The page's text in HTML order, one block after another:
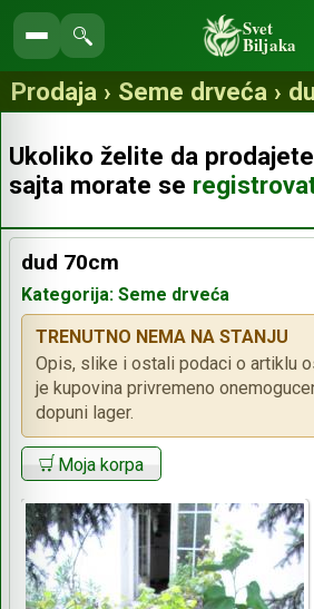
Pretraga
prodavnice
Svet
Biljaka
Prodaja › Seme drveća ›
Ukoliko želite da
sajta morate se
dud 70cm
Kategorija: Seme drveća
TRENUTNO NEMA NA STANJU
Opis, slike i ostali podaci o artiklu
je kupovina privremeno
dopuni lager.
Moja korpa